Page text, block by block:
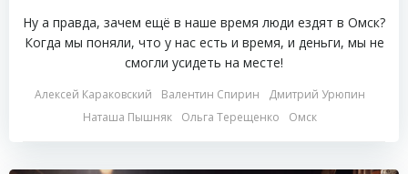
Ну а правда, зачем ещё в наше время люди ездят в Омск?
Когда мы поняли, что у нас есть и время, и деньги, мы не
смогли усидеть на месте!
Алексей Караковский Валентин Спирин
Дмитрий Урюпин
Наташа Пышняк
Ольга Терещенко Омск